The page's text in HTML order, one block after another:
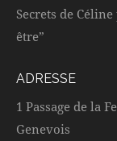
Secrets de
être”
ADRESSE
1 Passage de la
Genevois